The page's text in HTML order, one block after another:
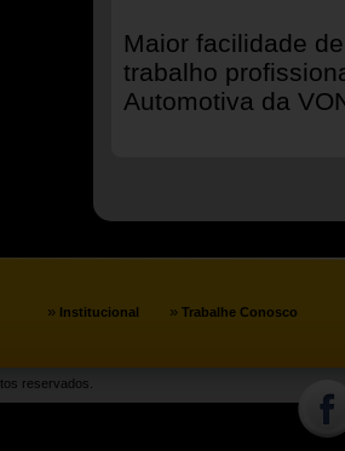
Maior facilidade
trabalho
Automotiva da
» Institucional » Trabalhe Conosco
reservados.